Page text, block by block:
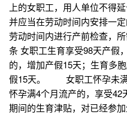
上的女职工，用人单位不得
并应当在劳动时间内安排
劳动时间内进行产前检查
条 女职工生育享受98天产假
的，增加产假15天；生育多
假15天。 女职工怀孕未满4
怀孕满4个月流产的，享受
期间的生育津贴，对已经参